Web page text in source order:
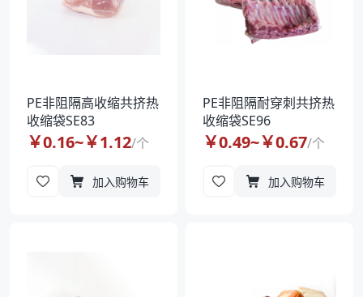
PE非阻隔高收缩共挤热
收缩袋SE83
￥0.16~￥1.12/个
加入购物车
PE非阻隔耐穿刺共挤热
收缩袋SE96
￥0.49~￥0.67/个
加入购物车